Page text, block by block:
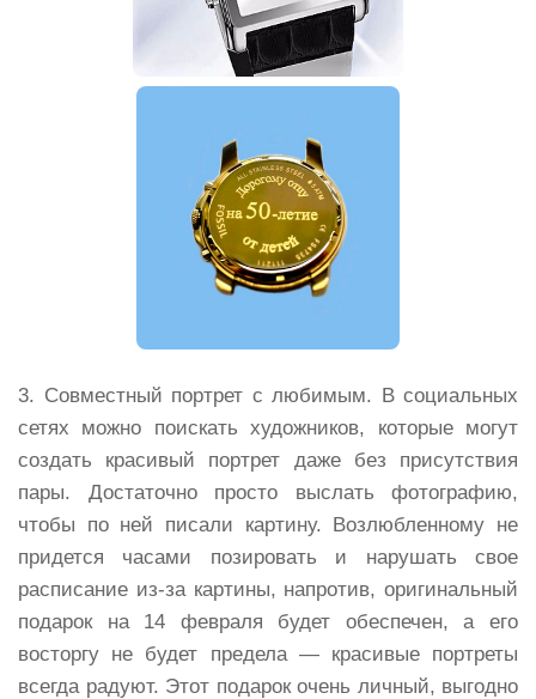
3. Совместный портрет с любимым. В социальных
сетях можно поискать художников, которые могут
создать красивый портрет даже без присутствия
пары. Достаточно просто выслать фотографию,
чтобы по ней писали картину. Возлюбленному не
придется часами позировать и нарушать свое
расписание из-за картины, напротив, оригинальный
подарок на 14 февраля будет обеспечен, а его
восторгу не будет предела — красивые портреты
всегда радуют. Этот подарок очень личный, выгодно